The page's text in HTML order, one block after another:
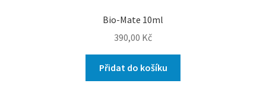
Bio-Mate 10ml
390,00 Kč
Přidat do košíku